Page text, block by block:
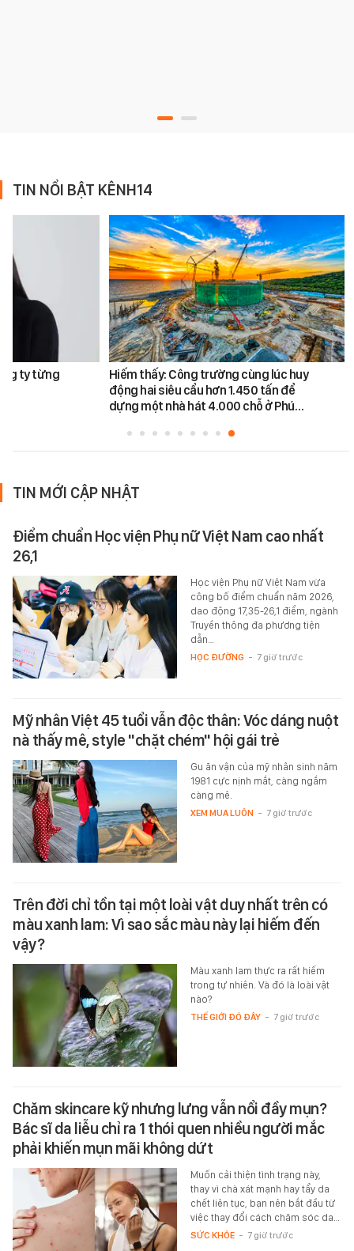
TIN NỔI BẬT KÊNH14
ty từng
Hiếm thấy: Công trường cùng lúc huy
động hai siêu cẩu hơn 1.450 tấn để
dựng một nhà hát 4.000 chỗ ở Phú…
TIN MỚI CẬP NHẬT
Điểm chuẩn Học viện Phụ nữ Việt Nam cao nhất
26,1
Học viện Phụ nữ Việt Nam vừa
công bố điểm chuẩn năm 2026,
dao động 17,35-26,1 điểm, ngành
Truyền thông đa phương tiện
dẫn…
HỌC ĐƯỜNG - 7 giờ trước
Mỹ nhân Việt 45 tuổi vẫn độc thân: Vóc dáng nuột
nà thấy mê, style "chặt chém" hội gái trẻ
Gu ăn vận của mỹ nhân sinh năm
1981 cực nịnh mắt, càng ngắm
càng mê.
XEM MUA LUÔN - 7 giờ trước
Trên đời chỉ tồn tại một loài vật duy nhất trên có
màu xanh lam: Vì sao sắc màu này lại hiếm đến
vậy?
Màu xanh lam thực ra rất hiếm
trong tự nhiên. Và đó là loài vật
nào?
THẾ GIỚI ĐÓ ĐÂY - 7 giờ trước
Chăm skincare kỹ nhưng lưng vẫn nổi đầy mụn?
Bác sĩ da liễu chỉ ra 1 thói quen nhiều người mắc
phải khiến mụn mãi không dứt
Muốn cải thiện tình trạng này,
thay vì chà xát mạnh hay tẩy da
chết liên tục, bạn nên bắt đầu từ
việc thay đổi cách chăm sóc da…
SỨC KHỎE - 7 giờ trước